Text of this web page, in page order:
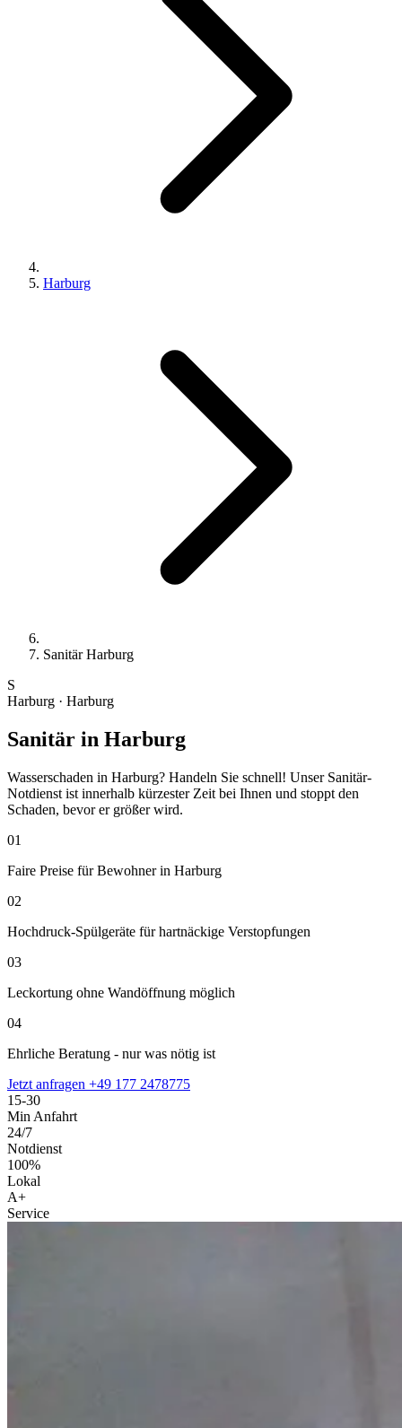
Harburg
Sanitär Harburg
S
Harburg · Harburg
Sanitär in Harburg
Wasserschaden in Harburg? Handeln Sie schnell! Unser Sanitär-
Notdienst ist innerhalb kürzester Zeit bei Ihnen und stoppt den
Schaden, bevor er größer wird.
01
Faire Preise für Bewohner in Harburg
02
Hochdruck-Spülgeräte für hartnäckige Verstopfungen
03
Leckortung ohne Wandöffnung möglich
04
Ehrliche Beratung - nur was nötig ist
Jetzt anfragen +49 177 2478775
15-30
Min Anfahrt
24/7
Notdienst
100%
Lokal
A+
Service